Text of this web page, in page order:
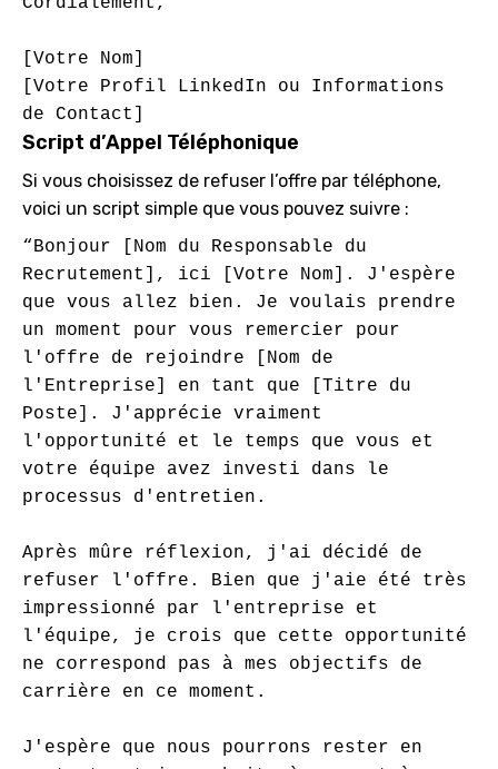
[Votre Nom]
[Votre Profil LinkedIn ou Informations
Script d’Appel Téléphonique
Si vous choisissez de refuser l’offre par téléphone,
voici un script simple que vous pouvez suivre :
“Bonjour [Nom du Responsable du
Recrutement], ici [Votre Nom]. J'espère
que vous allez bien. Je voulais prendre
un moment pour vous remercier pour
l'offre de rejoindre [Nom de
l'Entreprise] en tant que [Titre du
Poste]. J'apprécie vraiment
l'opportunité et le temps que vous et
votre équipe avez investi dans le
processus d'entretien.
Après mûre réflexion, j'ai décidé de
refuser l'offre. Bien que j'aie été très
impressionné par l'entreprise et
l'équipe, je crois que cette opportunité
ne correspond pas à mes objectifs de
carrière en ce moment.
J'espère que nous pourrons rester en